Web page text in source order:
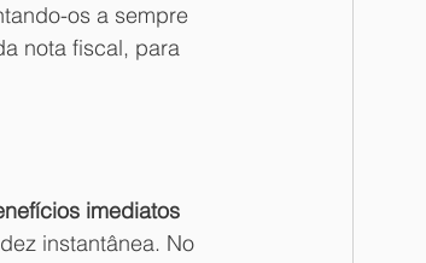
os a sempre
nota fiscal, para
imediatos
instantânea. No